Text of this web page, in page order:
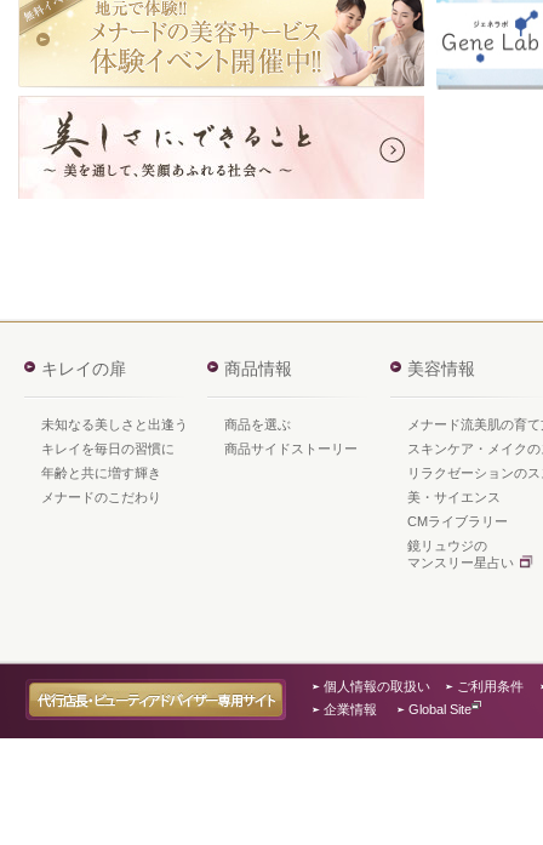
キレイの扉
未知なる美しさと出逢う
キレイを毎日の習慣に
年齢と共に増す輝き
メナードのこだわり
商品情報
商品を選ぶ
商品サイドストーリー
美容情報
メナード流美肌の育て
スキンケア・メイク
リラクゼーションの
美・サイエンス
CMライブラリー
鏡リュウジの
マンスリー星占い
個人情報の取扱い
ご利用条件
企業情報
Global Site